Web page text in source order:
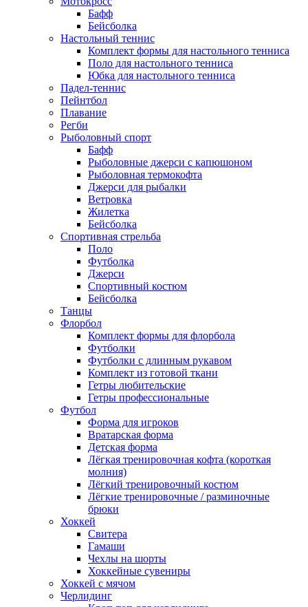
Бафф
Бейсболка
Настольный теннис
Комплект формы для настольного тенниса
Поло для настольного тенниса
Юбка для настольного тенниса
Падел-теннис
Пейнтбол
Плавание
Регби
Рыболовный спорт
Бафф
Рыболовные джерси с капюшоном
Рыболовная термокофта
Джерси для рыбалки
Ветровка
Жилетка
Бейсболка
Спортивная стрельба
Поло
Футболка
Джерси
Спортивный костюм
Бейсболка
Танцы
Флорбол
Комплект формы для флорбола
Футболки
Футболки с длинным рукавом
Комплект из готовой ткани
Гетры любительские
Гетры профессиональные
Футбол
Форма для игроков
Вратарская форма
Детская форма
Лёгкая тренировочная кофта (короткая
молния)
Лёгкий тренировочный костюм
Лёгкие тренировочные / разминочные
брюки
Хоккей
Свитера
Гамаши
Чехлы на шорты
Хоккейные сувениры
Хоккей с мячом
Черлидинг